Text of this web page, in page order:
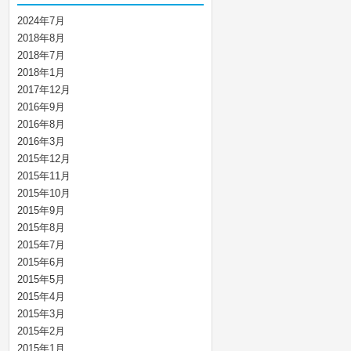
2024年7月
2018年8月
2018年7月
2018年1月
2017年12月
2016年9月
2016年8月
2016年3月
2015年12月
2015年11月
2015年10月
2015年9月
2015年8月
2015年7月
2015年6月
2015年5月
2015年4月
2015年3月
2015年2月
2015年1月